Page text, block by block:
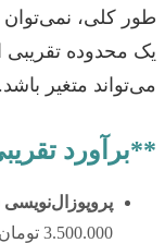
طور کلی، نمی‌توان
یک محدوده تقریبی
می‌تواند متغیر باشد.
**برآورد
3.500.000 تومان (بسته به رشته و پیچیدگی موضوع).